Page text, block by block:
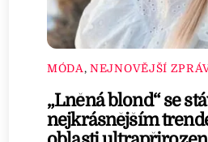
MÓDA,NEJNOVĚJŠÍ
„Lněná blond“ se
nejkrásnějším